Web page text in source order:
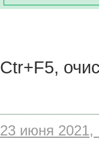
Ctr+F5,
23 июня 2021,